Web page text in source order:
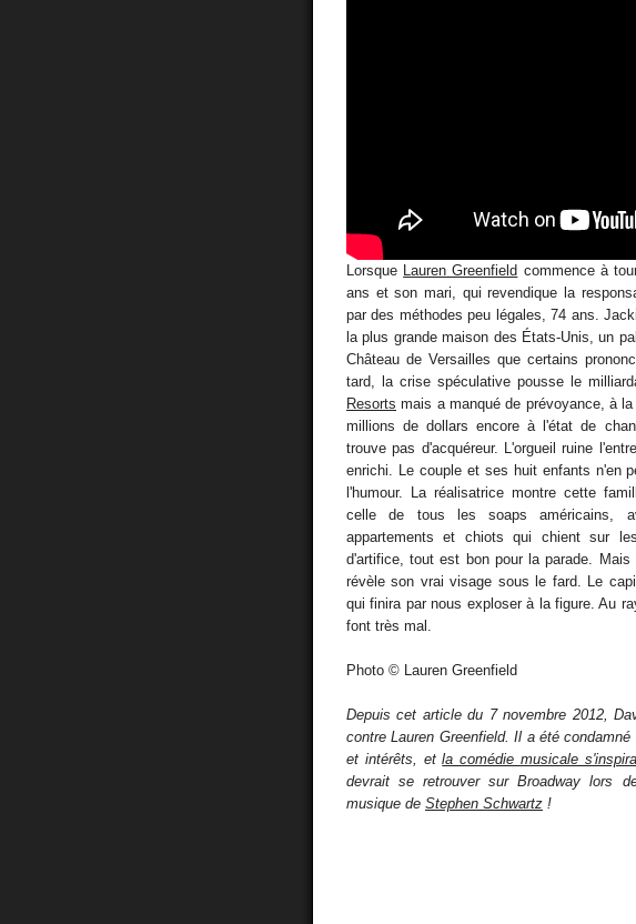
Lorsque Lauren Greenfield commence à
ans et son mari, qui revendique la
par des méthodes peu légales, 74 ans.
la plus grande maison des États-Unis, un
Château de Versailles que certains
tard, la crise spéculative pousse le
Resorts mais a manqué de prévoyance, à
millions de dollars encore à l'état de
trouve pas d'acquéreur. L'orgueil ruine
enrichi. Le couple et ses huit enfants n'en
l'humour. La réalisatrice montre cette
celle de tous les soaps américains,
appartements et chiots qui chient sur
d'artifice, tout est bon pour la parade.
révèle son vrai visage sous le fard. Le
qui finira par nous exploser à la figure. Au
font très mal.
Photo © Lauren Greenfield
Depuis cet article du 7 novembre 2012,
contre Lauren Greenfield. Il a été
et intérêts, etla comédie musicale
devrait se retrouver sur Broadway lors
musique de Stephen Schwartz !